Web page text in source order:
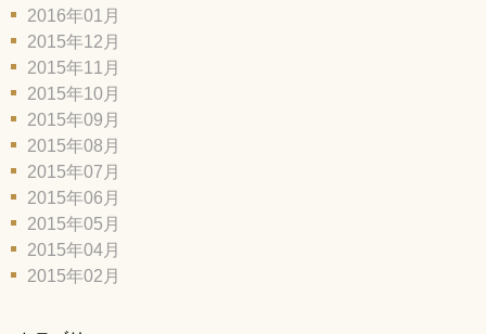
2016年01月
2015年12月
2015年11月
2015年10月
2015年09月
2015年08月
2015年07月
2015年06月
2015年05月
2015年04月
2015年02月